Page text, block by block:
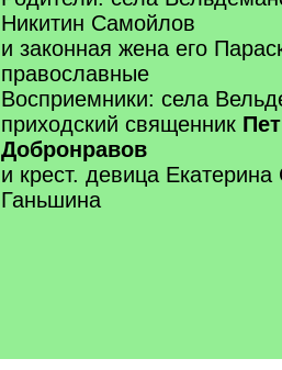
Никитин Самойлов
и законная жена его
православные
Восприемники: села
приходский священник
Добронравов
и крест. девица Екатерина
Ганьшина